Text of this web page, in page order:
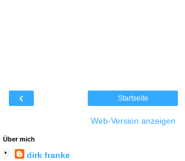
‹ Startseite
Web-Version anzeigen
Über mich
dirk franke